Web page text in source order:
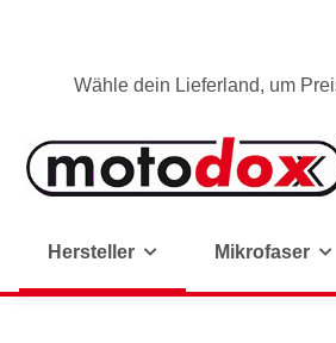
Wähle dein Lieferland, um
Hersteller Mikrofaser